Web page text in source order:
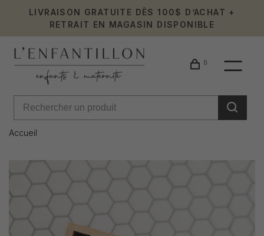
LIVRAISON GRATUITE DÈS 100$ D’ACHAT +
RETRAIT EN MAGASIN DISPONIBLE
0
Accueil